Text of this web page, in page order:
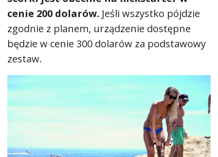
cenie 200 dolarów. Jeśli wszystko pójdzie
zgodnie z planem, urządzenie dostępne
będzie w cenie 300 dolarów za podstawowy
zestaw.